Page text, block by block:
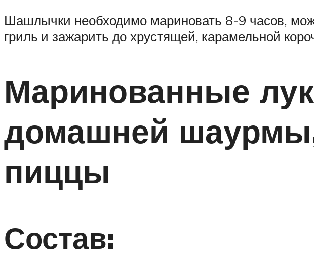
Шашлычки необходимо мариновать 8-9 часов,
гриль и зажарить до хрустящей, карамельной
Маринованные
домашней шаурмы,
пиццы
Состав: